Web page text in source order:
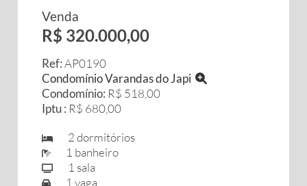
Venda
R$ 320.000,00
Ref:AP0190
Condomínio Varandas do Japi
Condomínio: R$ 518,00
Iptu : R$ 680,00
2 dormitórios
1 banheiro
1 sala
1 vaga